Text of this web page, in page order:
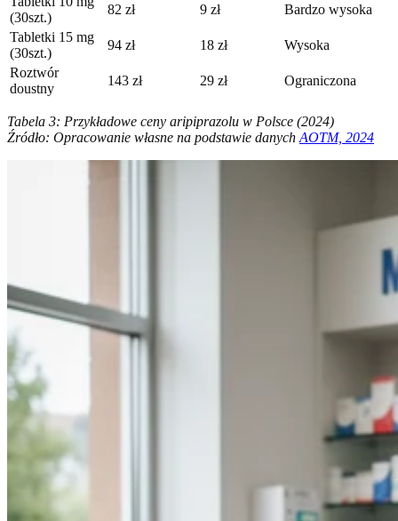
(30szt.)
82 zł 9 zł
Bardzo wysoka
Tabletki 15 mg
(30szt.)
94 zł 18 zł
Wysoka
Roztwór
doustny
143 zł 29 zł Ograniczona
Tabela 3: Przykładowe ceny aripiprazolu w Polsce (2024)
Źródło: Opracowanie własne na podstawie danych AOTM, 2024